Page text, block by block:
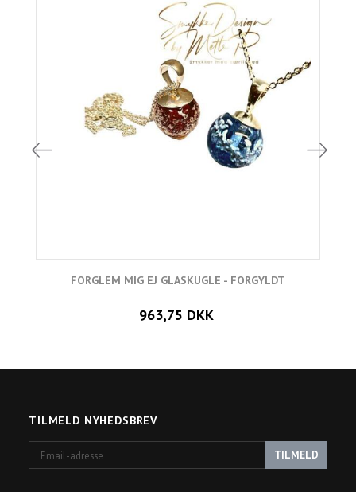
FORGLEM MIG EJ GLASKUGLE - FORGYLDT
963,75 DKK
TILMELD NYHEDSBREV
adresse
TILMELD